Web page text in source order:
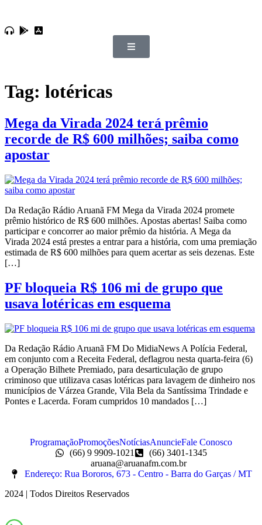
Tag: lotéricas
Mega da Virada 2024 terá prêmio
recorde de R$ 600 milhões; saiba como
apostar
Da Redação Rádio Aruanã FM Mega da Virada 2024 promete
prêmio histórico de R$ 600 milhões. Apostas abertas! Saiba como
participar e concorrer ao maior prêmio da história. A Mega da
Virada 2024 está prestes a entrar para a história, com uma premiação
estimada de R$ 600 milhões para quem acertar as seis dezenas. Este
[…]
PF bloqueia R$ 106 mi de grupo que
usava lotéricas em esquema
Da Redação Rádio Aruanã FM Do MidiaNews A Polícia Federal,
em conjunto com a Receita Federal, deflagrou nesta quarta-feira (6)
a Operação Bilhete Premiado, para desarticulação de grupo
criminoso que utilizava casas lotéricas para lavagem de dinheiro nos
municípios de Várzea Grande, Vila Bela da Santíssima Trindade e
Pontes e Lacerda. Foram cumpridos 10 mandados […]
ProgramaçãoPromoçõesNotíciasAnuncieFale Conosco
(66) 9 9909-1021
(66) 3401-1345
aruana@aruanafm.com.br
Endereço: Rua Bororos, 673 - Centro - Barra do Garças / MT
2024 | Todos Direitos Reservados